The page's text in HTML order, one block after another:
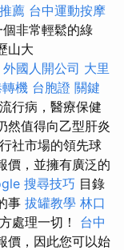
薦 台中運動按摩
非常輕鬆的綠
山大
外國人開公司 大里
機 台胞證 關鍵
行病，醫療保健
然值得向乙型肝炎
社市場的領先球
價，並擁有廣泛的
搜尋技巧 目錄
事 拔罐教學 林口
處理一切！ 台中
價，因此您可以始